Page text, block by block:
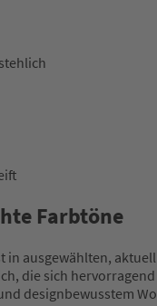
Farbtöne
in ausgewählten,
die sich
designbewusstem